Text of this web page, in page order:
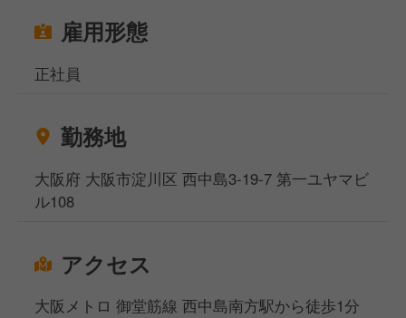
雇用形態
正社員
勤務地
大阪府 大阪市淀川区 西中島3-19-7 第一ユヤマビ
ル108
アクセス
大阪メトロ 御堂筋線 西中島南方駅から徒歩1分